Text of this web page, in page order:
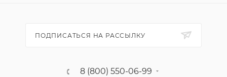
ПОДПИСАТЬСЯ НА РАССЫЛКУ
8 (800) 550-06-99